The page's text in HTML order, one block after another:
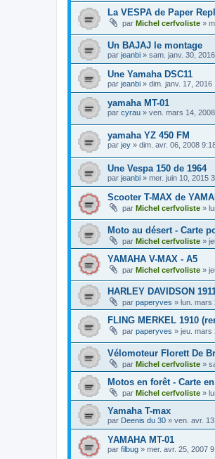
La VESPA de Paper
par Michel cerfvoliste »
Un BAJAJ le montage
par jeanbi » sam. janv. 30,
Une Yamaha DSC11
par jeanbi » dim. janv. 17, 2016
yamaha MT-01
par cyrau » ven. mars 14,
yamaha YZ 450 FM
par jey » dim. avr. 06, 2008
Une Vespa 150 de 1964
par jeanbi » mer. juin 10, 2015
Scooter T-MAX de
par Michel cerfvoliste »
Moto au désert - Carte
par Michel cerfvoliste »
YAMAHA V-MAX - A5
par Michel cerfvoliste »
HARLEY DAVIDSON
par paperyves » lun. mars
FLING MERKEL 1910
par paperyves » jeu. mars
Vélomoteur Florett De
par Michel cerfvoliste »
Motos en forêt - Carte
par Michel cerfvoliste »
Yamaha T-max
par Deenis du 30 » ven. avr.
YAMAHA MT-01
par filbug » mer. avr. 25, 2007